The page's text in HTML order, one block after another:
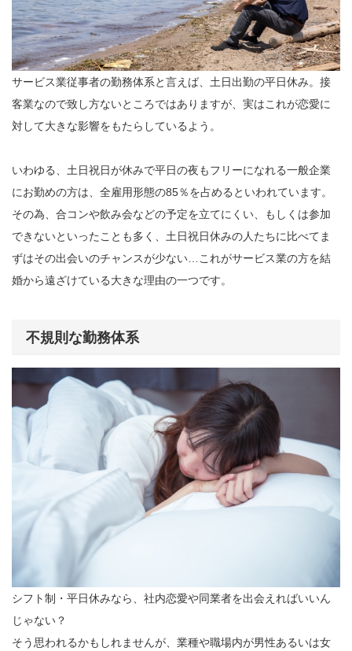
サービス業従事者の勤務体系と言えば、土日出勤の平日休み。接
客業なので致し方ないところではありますが、実はこれが恋愛に
対して大きな影響をもたらしているよう。
いわゆる、土日祝日が休みで平日の夜もフリーになれる一般企業
にお勤めの方は、全雇用形態の85％を占めるといわれています。
その為、合コンや飲み会などの予定を立てにくい、もしくは参加
できないといったことも多く、土日祝日休みの人たちに比べてま
ずはその出会いのチャンスが少ない…これがサービス業の方を結
婚から遠ざけている大きな理由の一つです。
不規則な勤務体系
シフト制・平日休みなら、社内恋愛や同業者を出会えればいいん
じゃない？
そう思われるかもしれませんが、業種や職場内が男性あるいは女